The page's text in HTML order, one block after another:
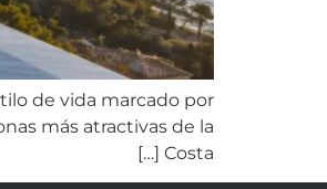
de vida marcado por
más atractivas de la
Costa […]